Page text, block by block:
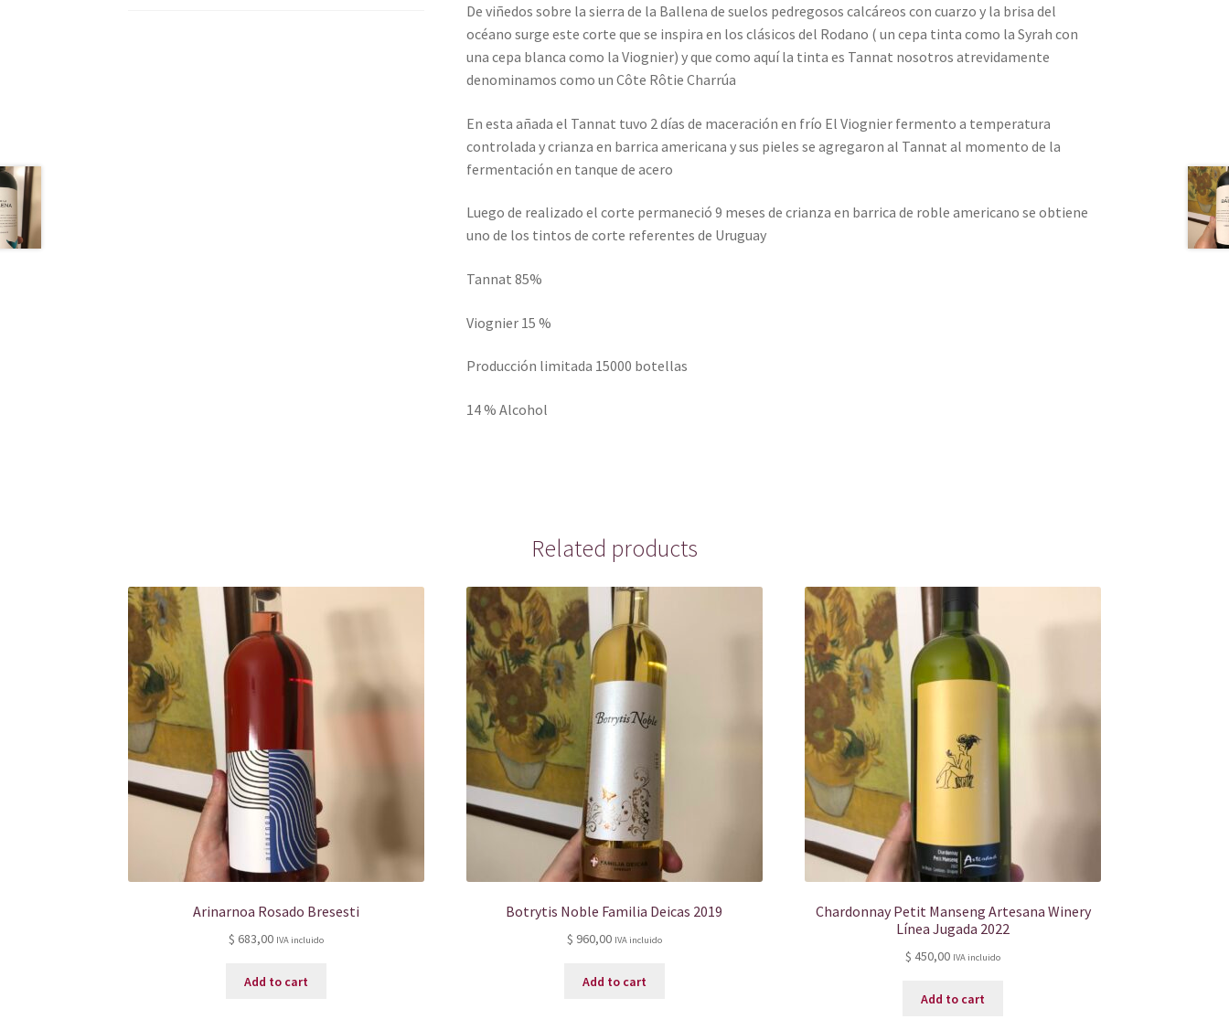
De viñedos sobre la sierra de la Ballena de suelos pedregosos calcáreos con cuarzo y la brisa del
océano surge este corte que se inspira en los clásicos del Rodano ( un cepa tinta como la Syrah con
una cepa blanca como la Viognier) y que como aquí la tinta es Tannat nosotros atrevidamente
denominamos como un Côte Rôtie Charrúa
En esta añada el Tannat tuvo 2 días de maceración en frío El Viognier fermento a temperatura
controlada y crianza en barrica americana y sus pieles se agregaron al Tannat al momento de la
fermentación en tanque de acero
Luego de realizado el corte permaneció 9 meses de crianza en barrica de roble americano se obtiene
uno de los tintos de corte referentes de Uruguay
Tannat 85%
Viognier 15 %
Producción limitada 15000 botellas
14 % Alcohol
Related products
Arinarnoa Rosado Bresesti
$ 683,00 IVA incluido
Add to cart
Botrytis Noble Familia Deicas 2019
$ 960,00 IVA incluido
Add to cart
Chardonnay Petit Manseng Artesana Winery
Línea Jugada 2022
$ 450,00 IVA incluido
Add to cart